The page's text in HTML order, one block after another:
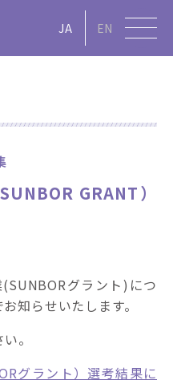
JA EN
GRANT）
グラント)につ
知らせいたします。
。
グラント）選考結果に